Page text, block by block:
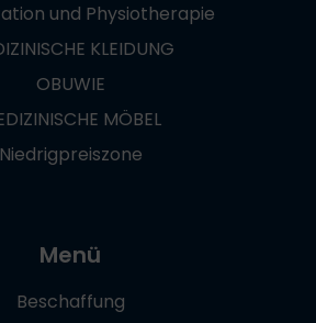
und Physiotherapie
KLEIDUNG
OBUWIE
MÖBEL
Niedrigpreiszone
Menü
Beschaffung